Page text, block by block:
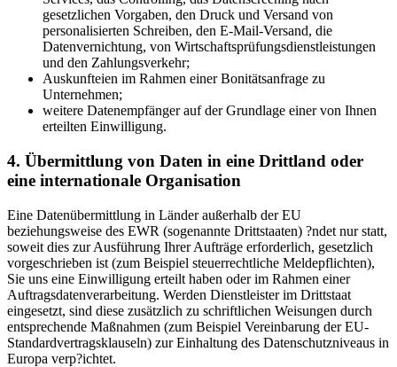
gesetzlichen Vorgaben, den Druck und Versand von
personalisierten Schreiben, den E-Mail-Versand, die
Datenvernichtung, von Wirtschaftsprüfungsdienstleistungen
und den Zahlungsverkehr;
Auskunfteien im Rahmen einer Bonitätsanfrage zu
Unternehmen;
weitere Datenempfänger auf der Grundlage einer von Ihnen
erteilten Einwilligung.
4. Übermittlung von Daten in eine Drittland oder
eine internationale Organisation
Eine Datenübermittlung in Länder außerhalb der EU
beziehungsweise des EWR (sogenannte Drittstaaten) ?ndet nur statt,
soweit dies zur Ausführung Ihrer Aufträge erforderlich, gesetzlich
vorgeschrieben ist (zum Beispiel steuerrechtliche Meldepflichten),
Sie uns eine Einwilligung erteilt haben oder im Rahmen einer
Auftragsdatenverarbeitung. Werden Dienstleister im Drittstaat
eingesetzt, sind diese zusätzlich zu schriftlichen Weisungen durch
entsprechende Maßnahmen (zum Beispiel Vereinbarung der EU-
Standardvertragsklauseln) zur Einhaltung des Datenschutzniveaus in
Europa verp?ichtet.